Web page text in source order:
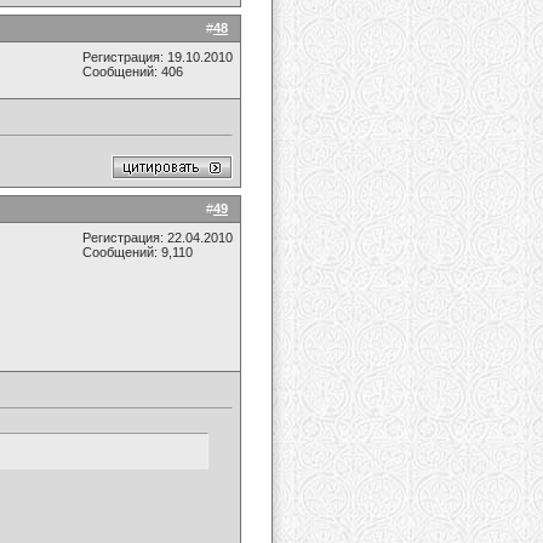
#48
Регистрация: 19.10.2010
Сообщений: 406
#49
Регистрация: 22.04.2010
Сообщений: 9,110